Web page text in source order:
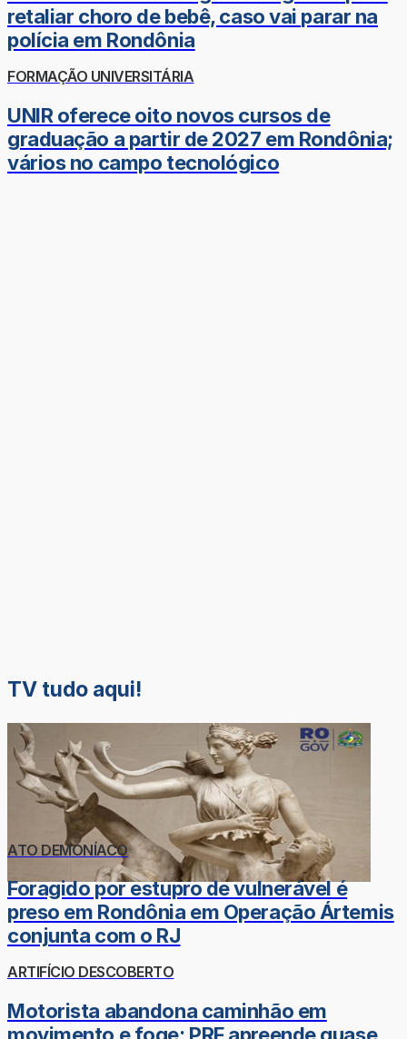
retaliar choro de bebê, caso vai parar na
polícia em Rondônia
FORMAÇÃO UNIVERSITÁRIA
UNIR oferece oito novos cursos de
graduação a partir de 2027 em Rondônia;
vários no campo tecnológico
TV tudo aqui!
ATO DEMONÍACO
Foragido por estupro de vulnerável é
preso em Rondônia em Operação Ártemis
conjunta com o RJ
ARTIFÍCIO DESCOBERTO
Motorista abandona caminhão em
movimento e foge; PRF apreende quase